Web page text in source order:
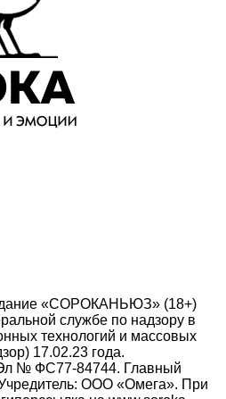
«СОРОКАНЬЮЗ» (18+)
службе по надзору в
технологий и массовых
17.02.23 года.
№ ФС77-84744. Главный
ООО «Омега». При